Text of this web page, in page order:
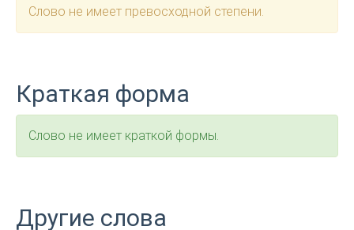
Слово не имеет превосходной степени.
Краткая форма
Слово не имеет краткой формы.
Другие слова